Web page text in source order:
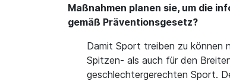
Maßnahmen planen sie, um die
gemäß Präventionsgesetz?
Damit Sport treiben zu können
Spitzen- als auch für den
geschlechtergerechten Sport.